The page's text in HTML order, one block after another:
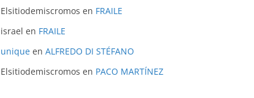
Elsitiodemiscromos en FRAILE
israel en FRAILE
unique en ALFREDO DI STÉFANO
Elsitiodemiscromos en PACO MARTÍNEZ